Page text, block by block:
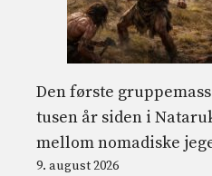
Den første
tusen år siden i
mellom nomadiske
9. august 2026